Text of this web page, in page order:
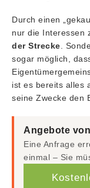
Durch einen
nur die Interessen
der Strecke .
sogar möglich,
ist es bereits alles
seine Zwecke den
Angebote
Eine Anfrage
einmal – Sie